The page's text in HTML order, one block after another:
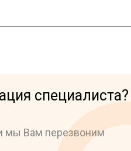
специалиста?
мы Вам перезвоним